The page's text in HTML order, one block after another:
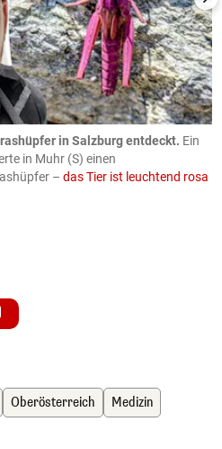
in Salzburg entdeckt. Ein
in Muhr (S) einen
– das Tier ist leuchtend rosa
Oberösterreich Medizin